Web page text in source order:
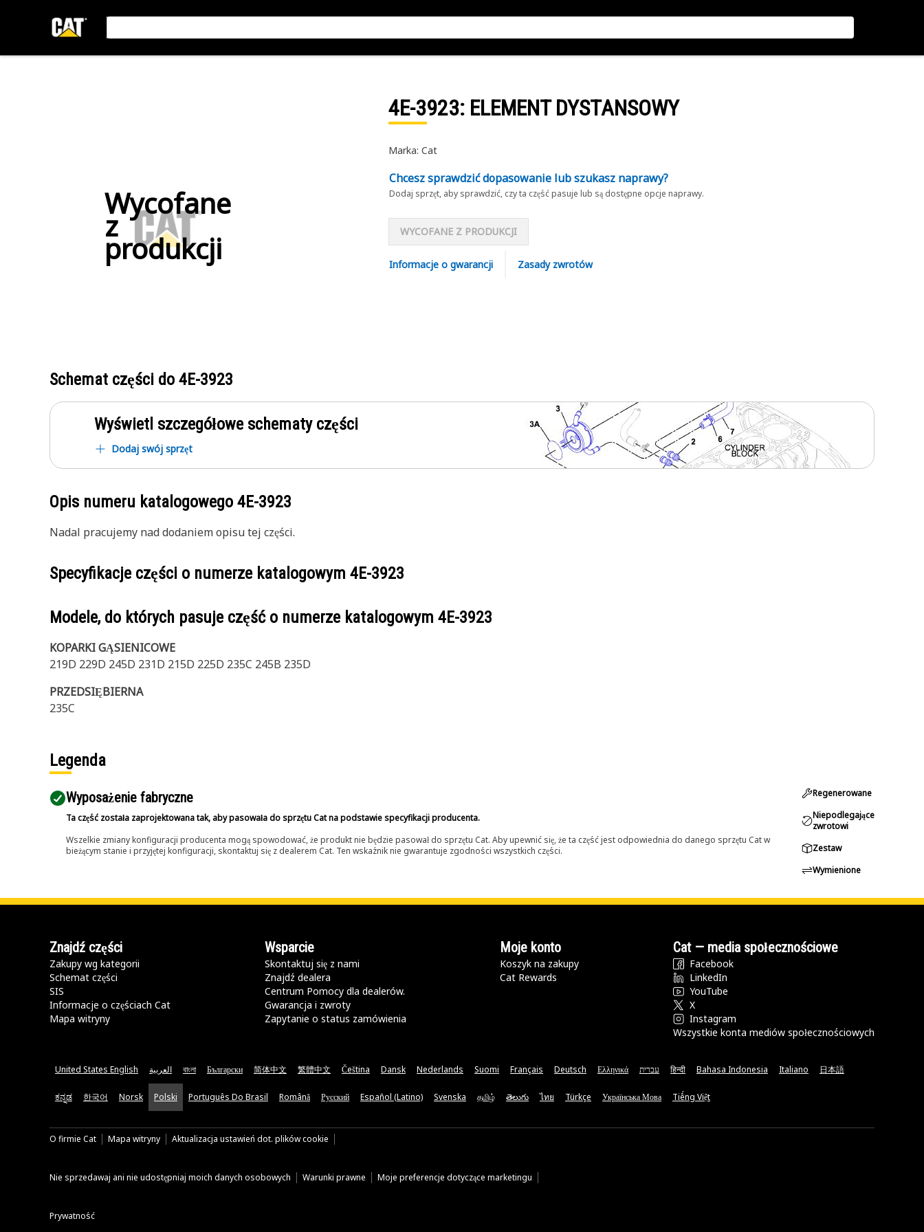
Wycofane
z
produkcji
4E-3923: ELEMENT DYSTANSOWY
Marka: Cat
Chcesz sprawdzić dopasowanie lub szukasz naprawy?
Dodaj sprzęt, aby sprawdzić, czy ta część pasuje lub są dostępne opcje naprawy.
WYCOFANE Z PRODUKCJI
Informacje o gwarancji Zasady zwrotów
Schemat części do 4E-3923
Wyświetl szczegółowe schematy części
Dodaj swój sprzęt
Opis numeru katalogowego 4E-3923
Nadal pracujemy nad dodaniem opisu tej części.
Specyfikacje części o numerze katalogowym 4E-3923
Modele, do których pasuje część o numerze katalogowym 4E-3923
KOPARKI GĄSIENICOWE
219D 229D 245D 231D 215D 225D 235C 245B 235D
PRZEDSIĘBIERNA
235C
Legenda
Wyposażenie fabryczne
Ta część została zaprojektowana tak, aby pasowała do sprzętu Cat na podstawie specyfikacji producenta.
Wszelkie zmiany konfiguracji producenta mogą spowodować, że produkt nie będzie pasował do sprzętu Cat. Aby upewnić się, że ta część jest odpowiednia do danego sprzętu Cat w
bieżącym stanie i przyjętej konfiguracji, skontaktuj się z dealerem Cat. Ten wskaźnik nie gwarantuje zgodności wszystkich części.
Regenerowane
Niepodlegające
zwrotowi
Zestaw
Wymienione
Znajdź części
Zakupy wg kategorii
Schemat części
SIS
Informacje o częściach Cat
Mapa witryny
Wsparcie
Skontaktuj się z nami
Znajdź dealera
Centrum Pomocy dla dealerów.
Gwarancja i zwroty
Zapytanie o status zamówienia
Moje konto
Koszyk na zakupy
Cat Rewards
Cat — media społecznościowe
Facebook
LinkedIn
YouTube
X
Instagram
Wszystkie konta mediów społecznościowych
United States English العربية বাংলা Български 简体中文 繁體中文 Čeština Dansk Nederlands Suomi Français Deutsch Ελληνικά עברית हिन्दी Bahasa Indonesia Italiano 日本語
ಕನ್ನಡ 한국어 Norsk Polski Português Do Brasil Română Русский Español (Latino) Svenska தமிழ் తెలుగు ไทย Türkçe Українська Мова Tiếng Việt
O firmie Cat Mapa witryny Aktualizacja ustawień dot. plików cookie
Nie sprzedawaj ani nie udostępniaj moich danych osobowych Warunki prawne Moje preferencje dotyczące marketingu
Prywatność